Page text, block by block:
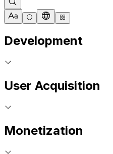
Development
User Acquisition
Monetization